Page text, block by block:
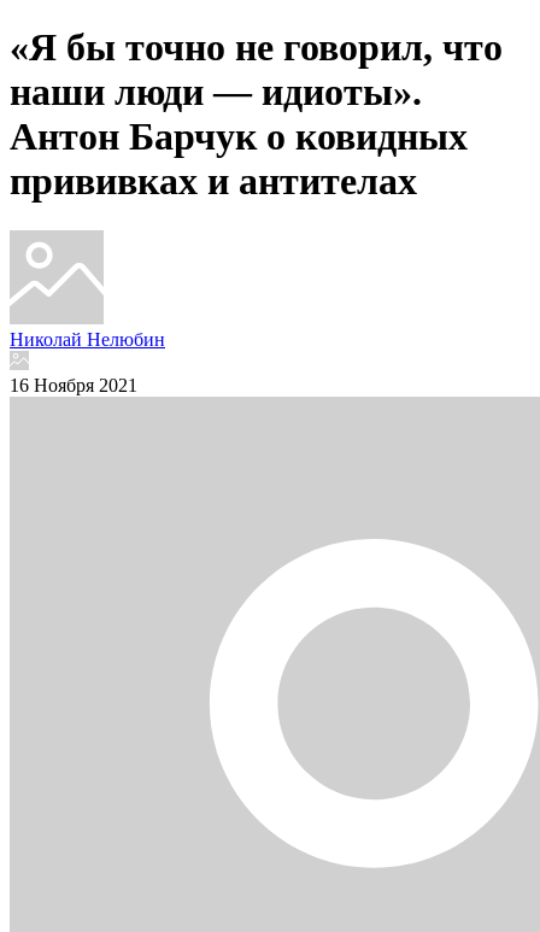
«Я бы точно не говорил, что
наши люди — идиоты».
Антон Барчук о ковидных
прививках и антителах
Николай Нелюбин
16 Ноября 2021